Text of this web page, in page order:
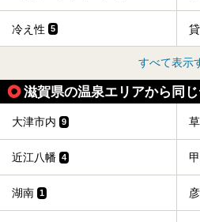
冷え性 5
すべて表示
滋賀県の温泉エリアから同
大津市内 9
近江八幡 4
湖南 1